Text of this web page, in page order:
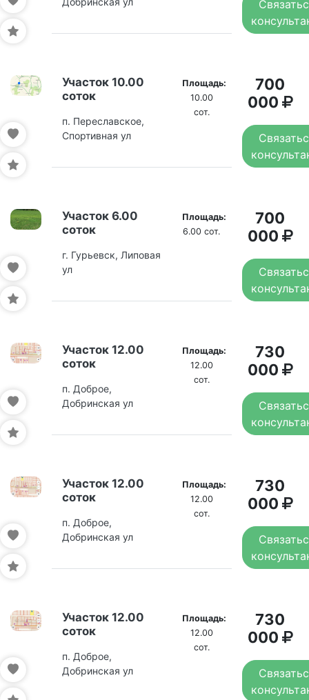
Участок 10.00
соток
п. Переславское,
Спортивная ул
Площадь:
10.00
сот.
700
000
Участок 6.00
соток
г. Гурьевск, Липовая
ул
Площадь:
6.00 сот.
700
000
Участок 12.00
соток
п. Доброе,
Добринская ул
Площадь:
12.00
сот.
730
000
Участок 12.00
соток
п. Доброе,
Добринская ул
Площадь:
12.00
сот.
730
000
Участок 12.00
соток
п. Доброе,
Добринская ул
Площадь:
12.00
сот.
730
000